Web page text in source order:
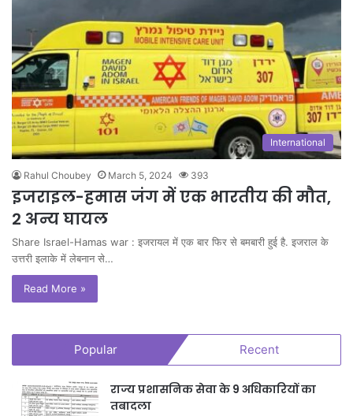
International
Rahul Choubey March 5, 2024 393
इजराइल-हमास जंग में एक भारतीय की मौत,
2 अन्य घायल
Share Israel-Hamas war : इजरायल में एक बार फिर से बमबारी हुई है. इजराल के
उत्तरी इलाके में लेबनान से…
Read More »
Popular Recent
राज्य प्रशासनिक सेवा के 9 अधिकारियों का
तबादला